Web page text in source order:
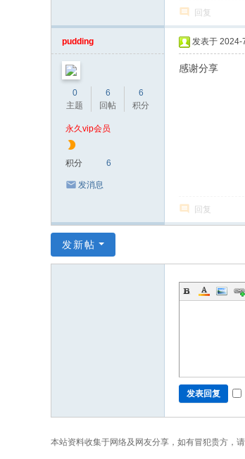
回复
pudding
0
主题
6
回帖
6
积分
永久vip会员
积分 6
发消息
发表于
感谢分享
回复
发新帖
发表回复
本站资料收集于网络及网友分享，如有冒犯贵方，